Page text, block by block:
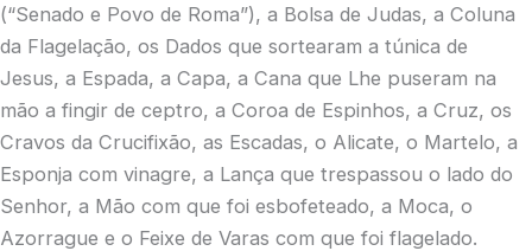
(“Senado e Povo de Roma”), a Bolsa de Judas, a Coluna
da Flagelação, os Dados que sortearam a túnica de
Jesus, a Espada, a Capa, a Cana que Lhe puseram na
mão a fingir de ceptro, a Coroa de Espinhos, a Cruz, os
Cravos da Crucifixão, as Escadas, o Alicate, o Martelo, a
Esponja com vinagre, a Lança que trespassou o lado do
Senhor, a Mão com que foi esbofeteado, a Moca, o
Azorrague e o Feixe de Varas com que foi flagelado.